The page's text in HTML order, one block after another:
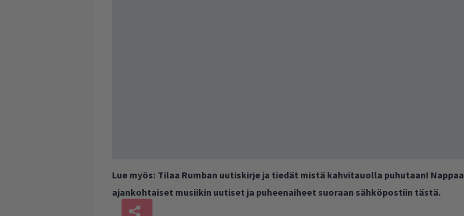
Lue myös: Tilaa Rumban uutiskirje ja tiedät mistä kahvitauolla puhutaan! Nappaa
ajankohtaiset musiikin uutiset ja puheenaiheet suoraan sähköpostiin tästä.